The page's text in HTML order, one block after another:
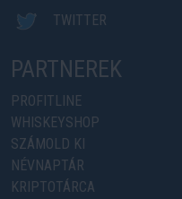
TWITTER
PARTNEREK
PROFITLINE
WHISKEYSHOP
SZÁMOLD KI
NÉVNAPTÁR
KRIPTOTÁRCA